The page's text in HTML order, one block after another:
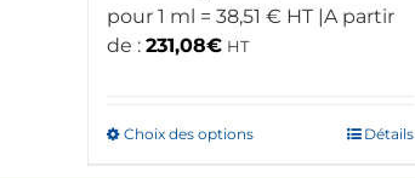
pour 1 ml = 38,51 € HT |A partir
de : 231,08€ HT
Choix des optionsCe
Détails